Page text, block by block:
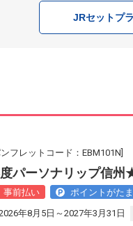
JRセットプ
ンフレットコード：EBM101N]
パーソナリップ信州
事前払い
ポイントがた
年8月5日～2027年3月31日